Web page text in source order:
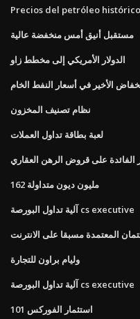
Precios del petróleo histórico
مستقبل أنيق أمس منخفضة عالية
الدولار الأمريكي إلى مخطط زاو
الأخير في أسعار النفط الخام
نظام تصنيف المخزون
لعبة بطاقة تداول العملات
الفائدة على قروض الرهن العقاري
162 مليون ديون متداولة
آلية تداول البورصة cs executive
المعتمدة مسبقا على الانترنت
وليام براون للتجارة
آلية تداول البورصة cs executive
استثمار الفوركس 101